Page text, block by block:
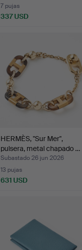
7 pujas
337 USD
HERMÈS, "Sur Mer",
pulsera, metal chapado …
Subastado 26 jun 2026
13 pujas
631 USD